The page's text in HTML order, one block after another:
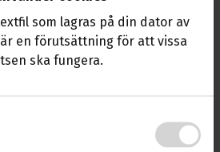
som lagras på din dator av
en förutsättning för att vissa
ska fungera.
i Katrineholm!
medlemsmöte i
(sektion 3)!
eller